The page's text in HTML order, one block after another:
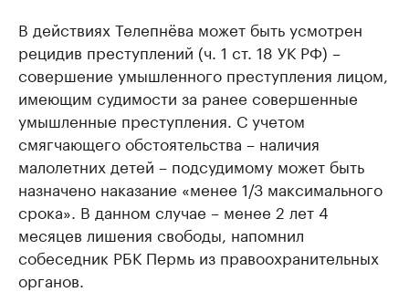
В действиях Телепнёва может быть усмотрен
рецидив преступлений (ч. 1 ст. 18 УК РФ) –
совершение умышленного преступления лицом,
имеющим судимости за ранее совершенные
умышленные преступления. С учетом
смягчающего обстоятельства – наличия
малолетних детей – подсудимому может быть
назначено наказание «менее 1/3 максимального
срока». В данном случае – менее 2 лет 4
месяцев лишения свободы, напомнил
собеседник РБК Пермь из правоохранительных
органов.